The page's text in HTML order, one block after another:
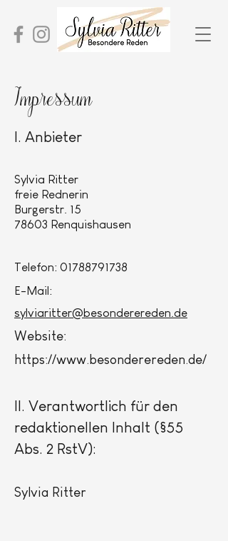
Impressum
I. Anbieter
Sylvia Ritter
freie Rednerin
Burgerstr. 15
78603 Renquishausen
Telefon: 01788791738
E-Mail:
sylviaritter@besonderereden.de
Website:
https://www.besonderereden.de/
II. Verantwortlich für den
redaktionellen Inhalt (§55
Abs. 2 RstV):
Sylvia Ritter